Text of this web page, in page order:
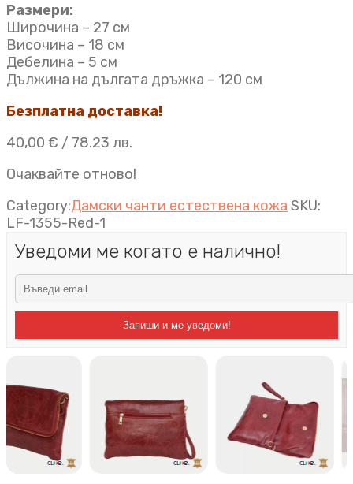
Размери:
Широчина – 27 см
Височина – 18 см
Дебелина – 5 см
Дължина на дългата дръжка – 120 см
Безплатна доставка!
40,00 € / 78.23 лв.
Очаквайте отново!
Category:Дамски чанти естествена кожа SKU:
LF-1355-Red-1
Уведоми ме когато е налично!
Запиши и ме уведоми!